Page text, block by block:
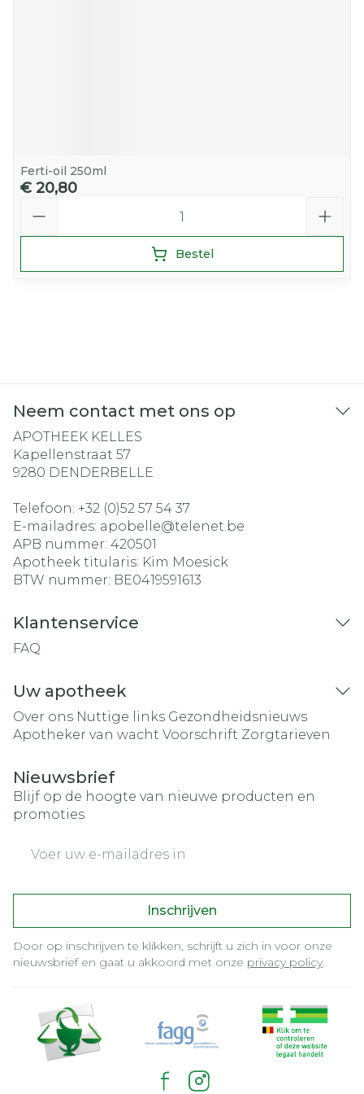
Ferti-oil 250ml
€ 20,80
Bestel
Neem contact met ons op
APOTHEEK KELLES
Kapellenstraat 57
9280 DENDERBELLE
Telefoon: +32 (0)52 57 54 37
E-mailadres: apobelle@telenet.be
APB nummer: 420501
Apotheek titularis: Kim Moesick
BTW nummer: BE0419591613
Klantenservice
FAQ
Uw apotheek
Over ons Nuttige links Gezondheidsnieuws
Apotheker van wacht Voorschrift Zorgtarieven
Nieuwsbrief
Blijf op de hoogte van nieuwe producten en
promoties
Inschrijven
Door op inschrijven te klikken, schrijft u zich in voor onze
nieuwsbrief en gaat u akkoord met onze privacy policy.